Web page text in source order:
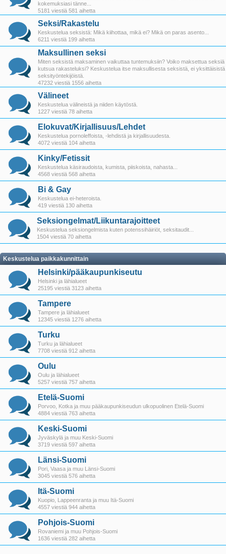
kokemuksiasi tänne...
5181 viestiä 581 aihetta
Seksi/Rakastelu
Keskustelua seksistä: Mikä kiihottaa, mikä ei? Mikä on paras asento...
6211 viestiä 199 aihetta
Maksullinen seksi
Miten seksistä maksaminen vaikuttaa tuntemuksiin? Voiko maksettua seksiä
kutsua rakasteluksi? Keskustelua itse maksullisesta seksistä, ei yksittäisistä
seksityöntekijöistä.
47232 viestiä 1556 aihetta
Välineet
Keskustelua välineistä ja niiden käytöstä.
1227 viestiä 78 aihetta
Elokuvat/Kirjallisuus/Lehdet
Keskustelua pornoleffoista, -lehdistä ja kirjallisuudesta.
4072 viestiä 104 aihetta
Kinky/Fetissit
Keskustelua käsiraudoista, kumista, piiskoista, nahasta...
4568 viestiä 568 aihetta
Bi & Gay
Keskustelua ei-heteroista.
419 viestiä 130 aihetta
Seksiongelmat/Liikuntarajoitteet
Keskustelua seksiongelmista kuten potenssihäiriöt, seksitaudit...
1504 viestiä 70 aihetta
Keskustelua paikkakunnittain
Helsinki/pääkaupunkiseutu
Helsinki ja lähialueet
25195 viestiä 3123 aihetta
Tampere
Tampere ja lähialueet
12345 viestiä 1276 aihetta
Turku
Turku ja lähialueet
7708 viestiä 912 aihetta
Oulu
Oulu ja lähialueet
5257 viestiä 757 aihetta
Etelä-Suomi
Porvoo, Kotka ja muu pääkaupunkiseudun ulkopuolinen Etelä-Suomi
4884 viestiä 763 aihetta
Keski-Suomi
Jyväskylä ja muu Keski-Suomi
3719 viestiä 597 aihetta
Länsi-Suomi
Pori, Vaasa ja muu Länsi-Suomi
3045 viestiä 576 aihetta
Itä-Suomi
Kuopio, Lappeenranta ja muu Itä-Suomi
4557 viestiä 944 aihetta
Pohjois-Suomi
Rovaniemi ja muu Pohjois-Suomi
1636 viestiä 282 aihetta